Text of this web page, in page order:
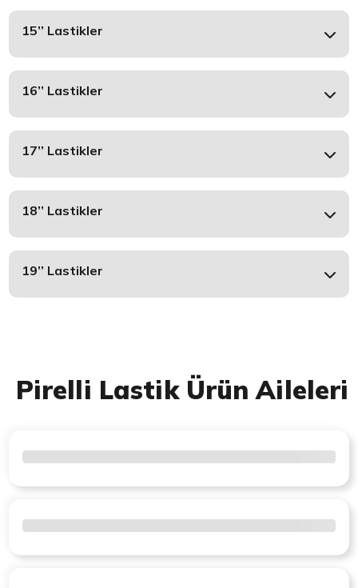
15’’ Lastikler
16’’ Lastikler
17’’ Lastikler
18’’ Lastikler
19’’ Lastikler
Pirelli Lastik Ürün Aileleri